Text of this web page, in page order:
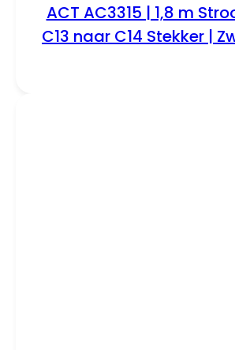
ACT AC3315 | 1,8 m
C13 naar C14 Stekker |